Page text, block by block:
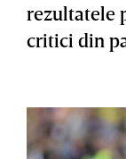
rezultatele
critici din